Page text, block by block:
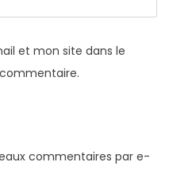
et mon site dans le
commentaires par e-